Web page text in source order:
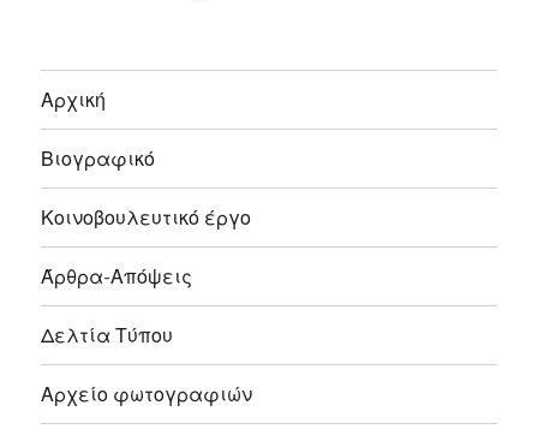
Αρχική
Βιογραφικό
Κοινοβουλευτικό έργο
Άρθρα-Απόψεις
Δελτία Τύπου
Αρχείο φωτογραφιών